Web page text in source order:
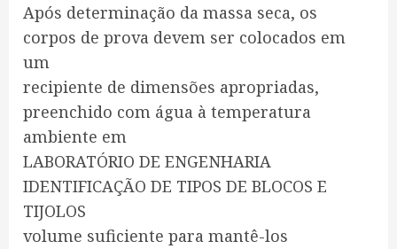
Após determinação da massa seca, os
corpos de prova devem ser colocados em
um
recipiente de dimensões apropriadas,
preenchido com água à temperatura
ambiente em
LABORATÓRIO DE ENGENHARIA
IDENTIFICAÇÃO DE TIPOS DE BLOCOS E
TIJOLOS
volume suficiente para mantê-los